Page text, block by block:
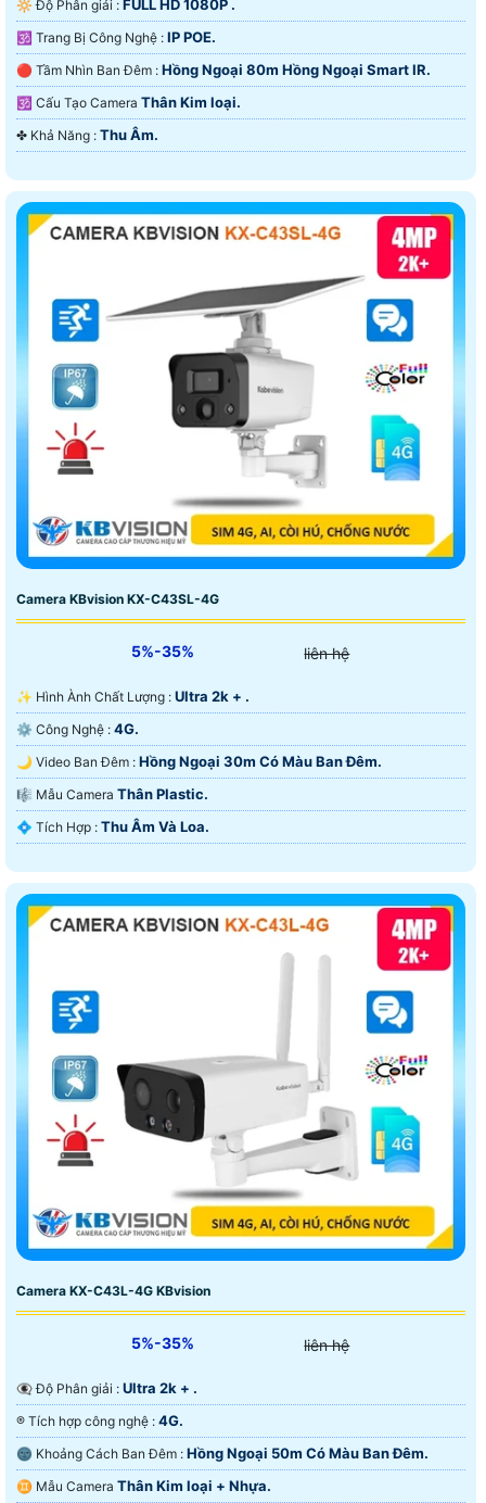
🔆 Độ Phân giải : FULL HD 1080P .
🕉️ Trang Bị Công Nghệ : IP POE.
🔴 Tầm Nhìn Ban Đêm : Hồng Ngoại 80m Hồng Ngoại Smart IR.
🕉️ Cấu Tạo Camera Thân Kim loại.
️✤ Khả Năng : Thu Âm.
Camera KBvision KX-C43SL-4G
5%-35% liên hệ
✨ Hình Ành Chất Lượng : Ultra 2k + .
⚙ Công Nghệ : 4G.
🌙 Video Ban Đêm : Hồng Ngoại 30m Có Màu Ban Ðêm.
🎼️ Mẫu Camera Thân Plastic.
️💠 Tích Hợp : Thu Âm Và Loa.
Camera KX-C43L-4G KBvision
5%-35% liên hệ
👁️‍🗨 Độ Phân giải : Ultra 2k + .
®️ Tích hợp công nghệ : 4G.
🌚 Khoảng Cách Ban Đêm : Hồng Ngoại 50m Có Màu Ban Ðêm.
♊ Mẫu Camera Thân Kim loại + Nhựa.